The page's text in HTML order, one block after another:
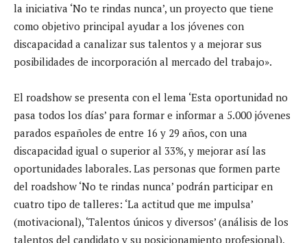
la iniciativa ‘No te rindas nunca’, un proyecto que tiene
como objetivo principal ayudar a los jóvenes con
discapacidad a canalizar sus talentos y a mejorar sus
posibilidades de incorporación al mercado del trabajo».
El roadshow se presenta con el lema ‘Esta oportunidad no
pasa todos los días’ para formar e informar a 5.000 jóvenes
parados españoles de entre 16 y 29 años, con una
discapacidad igual o superior al 33%, y mejorar así las
oportunidades laborales. Las personas que formen parte
del roadshow ‘No te rindas nunca’ podrán participar en
cuatro tipo de talleres: ‘La actitud que me impulsa’
(motivacional), ‘Talentos únicos y diversos’ (análisis de los
talentos del candidato y su posicionamiento profesional),